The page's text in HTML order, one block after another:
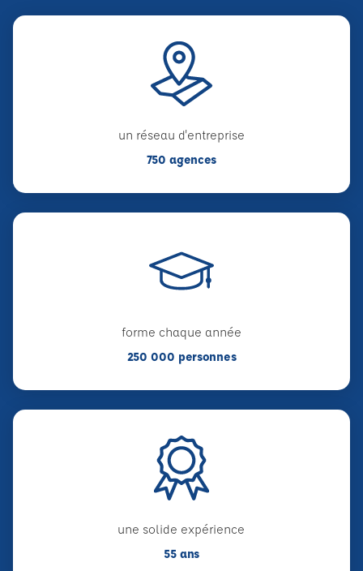
un réseau d'entreprise
750 agences
forme chaque année
250 000 personnes
une solide expérience
55 ans